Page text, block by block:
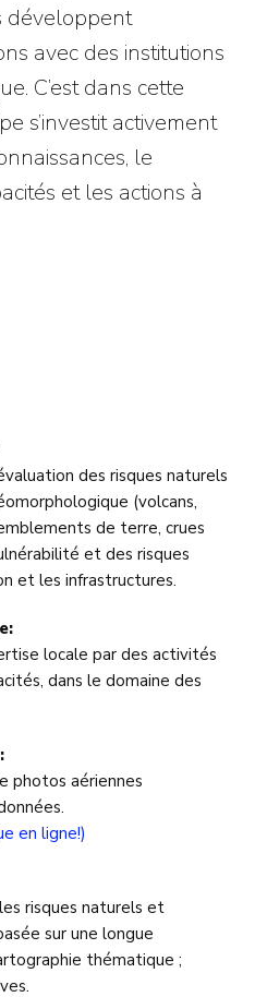
développent
avec des institutions
C’est dans cette
s’investit activement
le
et les actions à
des risques naturels
(volcans,
de terre, crues
et des risques
et les infrastructures.
locale par des activités
dans le domaine des
photos aériennes
en ligne!)
risques naturels et
sur une longue
thématique ;